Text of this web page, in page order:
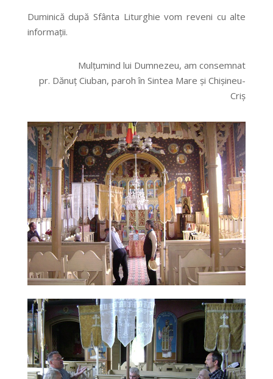
Duminică după Sfânta Liturghie vom reveni cu alte
informaţii.
Mulţumind lui Dumnezeu, am consemnat
pr. Dănuţ Ciuban, paroh în Sintea Mare şi Chişineu-
Criş